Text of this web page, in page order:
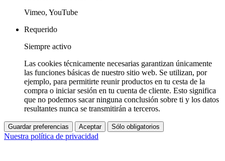
Vimeo, YouTube
Requerido
Siempre activo
Las cookies técnicamente necesarias garantizan únicamente
las funciones básicas de nuestro sitio web. Se utilizan, por
ejemplo, para permitirte reunir productos en tu cesta de la
compra o iniciar sesión en tu cuenta de cliente. Esto significa
que no podemos sacar ninguna conclusión sobre ti y los datos
resultantes nunca se transmitirán a terceros.
Guardar preferencias Aceptar Sólo obligatorios
Nuestra política de privacidad